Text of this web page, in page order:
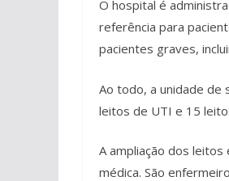
O hospital é
referência para
pacientes graves,
Ao todo, a unidade de
leitos de UTI e 15
A ampliação dos
médica. São